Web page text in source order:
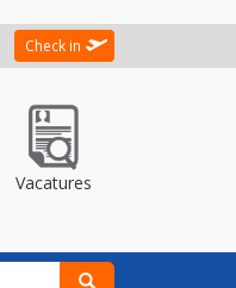
Check in
Vacatures